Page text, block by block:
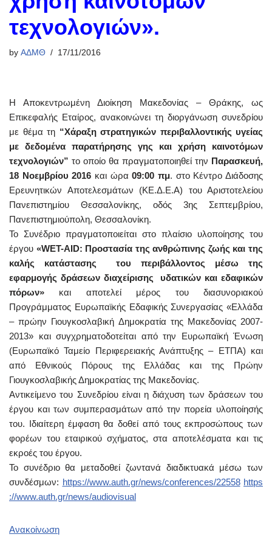
τεχνολογιών».
by ΑΔΜΘ 17/11/2016
Η Αποκεντρωμένη Διοίκηση Μακεδονίας – Θράκης, ως
Επικεφαλής Εταίρος, ανακοινώνει τη διοργάνωση συνεδρίου
με θέμα τη “Χάραξη στρατηγικών περιβαλλοντικής υγείας
με δεδομένα παρατήρησης γης και χρήση καινοτόμων
τεχνολογιών” το οποίο θα πραγματοποιηθεί την Παρασκευή,
18 Νοεμβρίου 2016 και ώρα09:00 πμ. στο Κέντρο Διάδοσης
Ερευνητικών Αποτελεσμάτων (ΚΕ.Δ.Ε.Α) του Αριστοτελείου
Πανεπιστημίου Θεσσαλονίκης, οδός 3ης Σεπτεμβρίου,
Πανεπιστημιούπολη, Θεσσαλονίκη.
Το Συνέδριο πραγματοποιείται στο πλαίσιο υλοποίησης του
έργου «WET-AID: Προστασία της ανθρώπινης ζωής και της
καλής κατάστασης του περιβάλλοντος μέσω της
εφαρμογής δράσεων διαχείρισης υδατικών και εδαφικών
πόρων» και αποτελεί μέρος του διασυνοριακού
Προγράμματος Ευρωπαϊκής Εδαφικής Συνεργασίας «Ελλάδα
– πρώην Γιουγκοσλαβική Δημοκρατία της Μακεδονίας 2007-
2013» και συγχρηματοδοτείται από την Ευρωπαϊκή Ένωση
(Ευρωπαϊκό Ταμείο Περιφερειακής Ανάπτυξης – ΕΤΠΑ) και
από Εθνικούς Πόρους της Ελλάδας και της Πρώην
Γιουγκοσλαβικής Δημοκρατίας της Μακεδονίας.
Αντικείμενο του Συνεδρίου είναι η διάχυση των δράσεων του
έργου και των συμπερασμάτων από την πορεία υλοποίησής
του. Ιδιαίτερη έμφαση θα δοθεί από τους εκπροσώπους των
φορέων του εταιρικού σχήματος, στα αποτελέσματα και τις
εκροές του έργου.
To συνέδριο θα μεταδοθεί ζωντανά διαδικτυακά μέσω των
συνδέσμων: https://www.auth.gr/news/conferences/22558 https
://www.auth.gr/news/audiovisual
Ανακοίνωση